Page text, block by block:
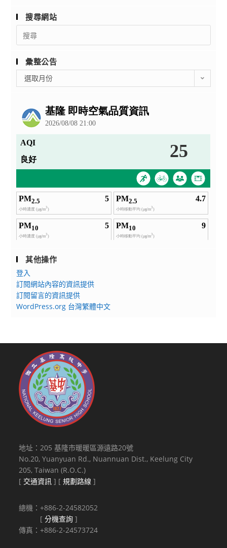
搜尋網站
Search
for:
彙整公告
整
選取月份
其他操作
登入
訂閱網站內容的資訊提供
訂閱留言的資訊提供
WordPress.org 台灣繁體中文
地址：205 基隆市暖暖區源遠路20號
No.20, Yuanyuan Rd., Nuannuan Dist., Keelung City
205, Taiwan (R.O.C.)
[ 交通資訊 ] [規劃路線 ]
總機：+886-2-24582052
[分機查詢 ]
傳真：+886-2-24573724